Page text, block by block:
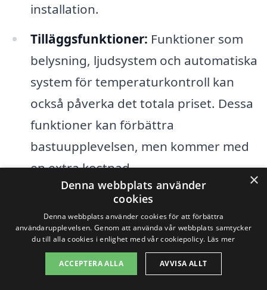
installation.
Tilläggsfunktioner: Funktioner som
belysning, ljudsystem och automatiska
system för temperaturkontroll kan
också påverka det totala priset. Dessa
funktioner kan förbättra
bastuupplevelsen, men kommer med
en extra kostnad.
För att få en uppfattning om kostnaden
för enbastu i Norra Rörum, är det en bra
idé att jämföra flera olika företag och
deras erbjudanden. De flesta aktörer
×
Denna webbplats använder
cookies
Denna webbplats använder cookies för att förbättra
användarupplevelsen. Genom att använda vår webbplats samtycker
du till alla cookies i enlighet med vår cookiepolicy. Läs mer
ACCEPTERA ALLA AVVISA ALLT